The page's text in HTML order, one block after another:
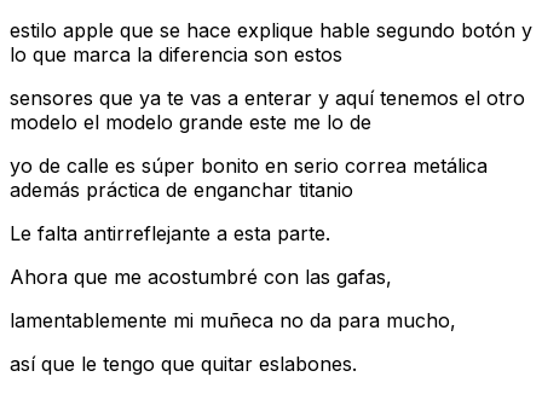
estilo apple que se hace explique hable segundo botón y
lo que marca la diferencia son estos
sensores que ya te vas a enterar y aquí tenemos el otro
modelo el modelo grande este me lo de
yo de calle es súper bonito en serio correa metálica
además práctica de enganchar titanio
Le falta antirreflejante a esta parte.
Ahora que me acostumbré con las gafas,
lamentablemente mi muñeca no da para mucho,
así que le tengo que quitar eslabones.